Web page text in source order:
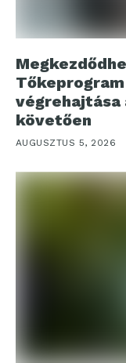
végrehajtása
követően
AUGUSZTUS 5, 2026